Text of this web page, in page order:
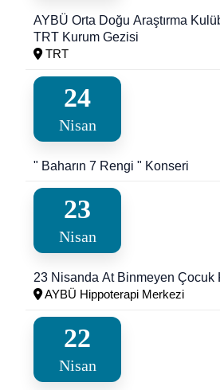
AYBÜ Orta Doğu Araştırma
TRT Kurum Gezisi
TRT
24
Nisan
" Baharın 7 Rengi " Konseri
23
Nisan
23 Nisanda At Binmeyen Çocuk
AYBÜ Hippoterapi Merkezi
22
Nisan